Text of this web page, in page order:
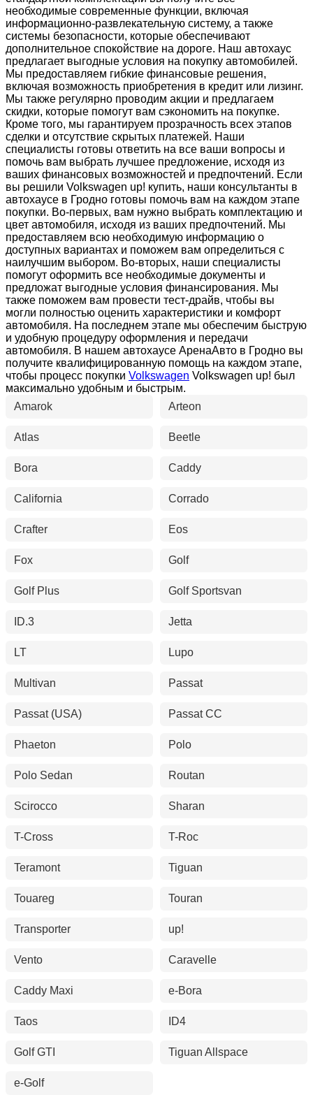
необходимые современные функции, включая
информационно-развлекательную систему, а также
системы безопасности, которые обеспечивают
дополнительное спокойствие на дороге. Наш автохаус
предлагает выгодные условия на покупку автомобилей.
Мы предоставляем гибкие финансовые решения,
включая возможность приобретения в кредит или лизинг.
Мы также регулярно проводим акции и предлагаем
скидки, которые помогут вам сэкономить на покупке.
Кроме того, мы гарантируем прозрачность всех этапов
сделки и отсутствие скрытых платежей. Наши
специалисты готовы ответить на все ваши вопросы и
помочь вам выбрать лучшее предложение, исходя из
ваших финансовых возможностей и предпочтений. Если
вы решили Volkswagen up! купить, наши консультанты в
автохаусе в Гродно готовы помочь вам на каждом этапе
покупки. Во-первых, вам нужно выбрать комплектацию и
цвет автомобиля, исходя из ваших предпочтений. Мы
предоставляем всю необходимую информацию о
доступных вариантах и поможем вам определиться с
наилучшим выбором. Во-вторых, наши специалисты
помогут оформить все необходимые документы и
предложат выгодные условия финансирования. Мы
также поможем вам провести тест-драйв, чтобы вы
могли полностью оценить характеристики и комфорт
автомобиля. На последнем этапе мы обеспечим быструю
и удобную процедуру оформления и передачи
автомобиля. В нашем автохаусе АренаАвто в Гродно вы
получите квалифицированную помощь на каждом этапе,
чтобы процесс покупки Volkswagen Volkswagen up! был
максимально удобным и быстрым.
Amarok
Arteon
Atlas Beetle
Bora Caddy
California Corrado
Crafter Eos
Fox Golf
Golf Plus Golf Sportsvan
ID.3 Jetta
LT Lupo
Multivan Passat
Passat (USA) Passat CC
Phaeton Polo
Polo Sedan Routan
Scirocco Sharan
T-Cross T-Roc
Teramont Tiguan
Touareg Touran
Transporter up!
Vento Caravelle
Caddy Maxi e-Bora
Taos ID4
Golf GTI Tiguan Allspace
e-Golf